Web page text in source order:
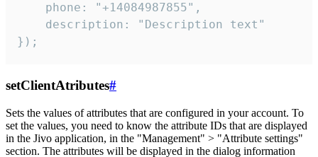
    phone: "+14084987855",
    description: "Description text"
});
setClientAtributes#
Sets the values ​​of attributes that are configured in your account. To
set the values, you need to know the attribute IDs that are displayed
in the Jivo application, in the "Management" > "Attribute settings"
section. The attributes will be displayed in the dialog information